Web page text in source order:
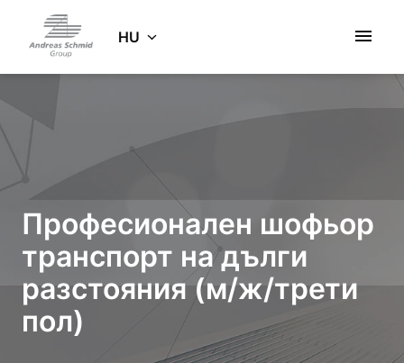
tartalomhoz
Kezdőlap HU
Професионален шофьор
транспорт на дълги
разстояния (м/ж/трети
пол)